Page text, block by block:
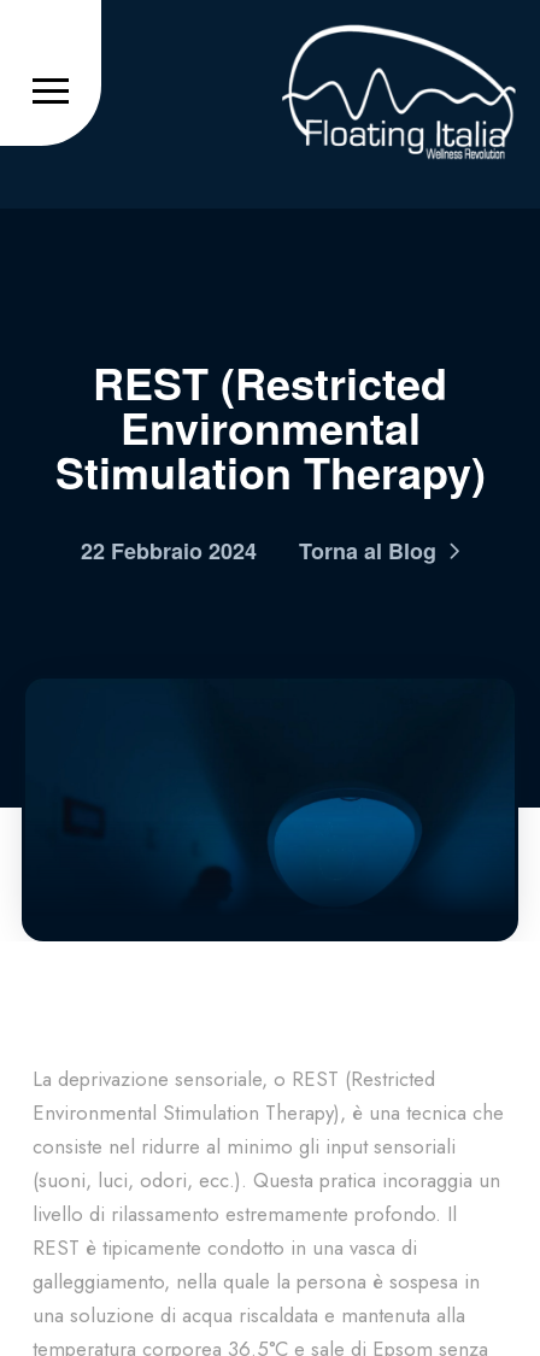
REST (Restricted
Environmental
Stimulation Therapy)
22 Febbraio 2024 Torna al Blog
La deprivazione sensoriale, o REST (Restricted
Environmental Stimulation Therapy), è una tecnica che
consiste nel ridurre al minimo gli input sensoriali
(suoni, luci, odori, ecc.). Questa pratica incoraggia un
livello di rilassamento estremamente profondo. Il
REST è tipicamente condotto in una vasca di
galleggiamento, nella quale la persona è sospesa in
una soluzione di acqua riscaldata e mantenuta alla
temperatura corporea 36.5°C e sale di Epsom senza